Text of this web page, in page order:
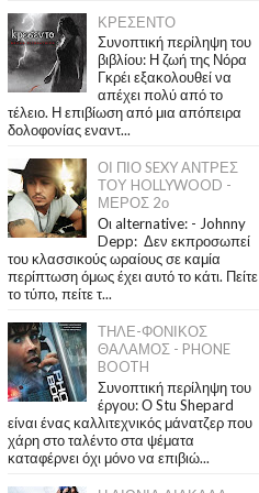
ΚΡΕΣΕΝΤΟ
Συνοπτική περίληψη του
βιβλίου: Η ζωή της Νόρα
Γκρέι εξακολουθεί να
απέχει πολύ από το
τέλειο. Η επιβίωση από μια απόπειρα
δολοφονίας εναντ...
ΟΙ ΠΙΟ SEXY ΑΝΤΡΕΣ
ΤΟΥ HOLLYWOOD -
ΜΕΡΟΣ 2ο
Οι alternative: - Johnny
Depp: Δεν εκπροσωπεί
του κλασσικούς ωραίους σε καμία
περίπτωση όμως έχει αυτό το κάτι. Πείτε
το τύπο, πείτε τ...
ΤΗΛΕ-ΦΟΝΙΚΟΣ
ΘΑΛΑΜΟΣ - PHONE
BOOTH
Συνοπτική περίληψη του
έργου: Ο Stu Shepard
είναι ένας καλλιτεχνικός μάνατζερ που
χάρη στο ταλέντο στα ψέματα
καταφέρνει όχι μόνο να επιβιώ...